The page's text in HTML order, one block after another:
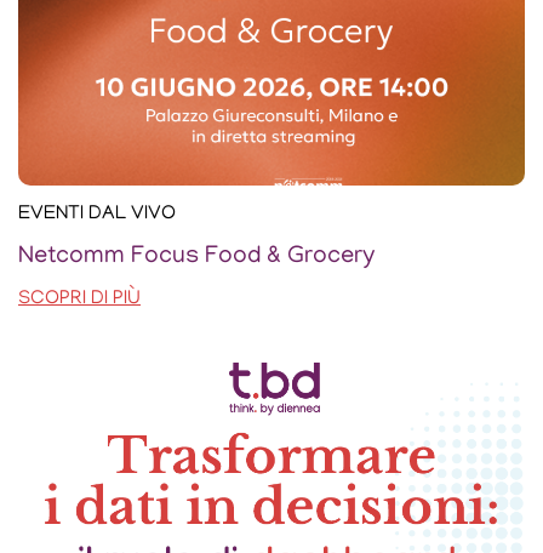
EVENTI DAL VIVO
Netcomm Focus Food & Grocery
SCOPRI DI PIÙ